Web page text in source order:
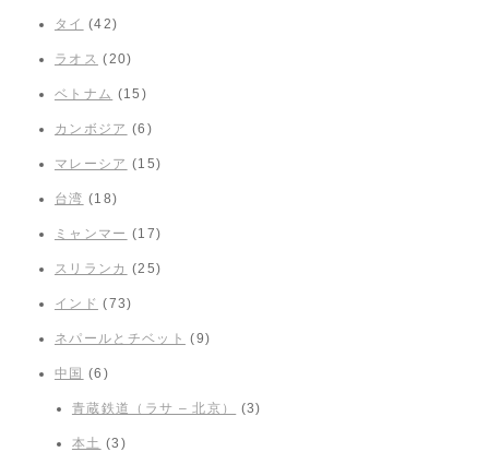
タイ (42)
ラオス (20)
ベトナム (15)
カンボジア (6)
マレーシア (15)
台湾 (18)
ミャンマー (17)
スリランカ (25)
インド (73)
ネパールとチベット (9)
中国 (6)
青蔵鉄道（ラサ – 北京） (3)
本土 (3)